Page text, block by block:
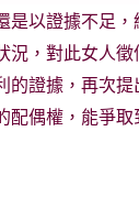
以證據不足，
況，對此女人
證據，再次
偶權，能爭取